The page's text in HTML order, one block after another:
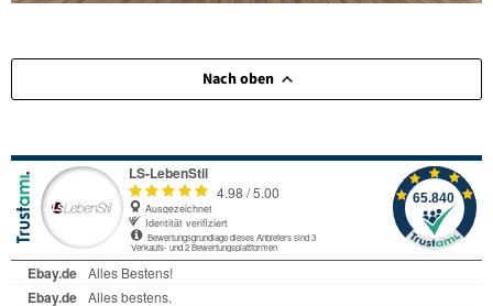
Nach oben